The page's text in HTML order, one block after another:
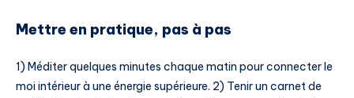
Mettre en pratique, pas à pas
1) Méditer quelques minutes chaque matin pour connecter le
moi intérieur à une énergie supérieure. 2) Tenir un carnet de